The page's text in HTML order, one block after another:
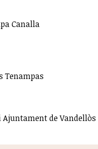
Canalla
Tenampas
de